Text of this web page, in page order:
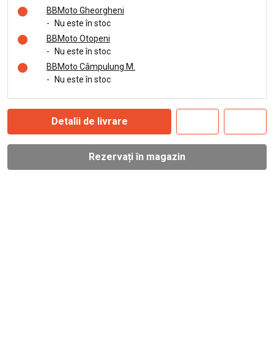
BBMoto Gheorgheni
-
Nu este în stoc
BBMoto Otopeni
-
Nu este în stoc
BBMoto Câmpulung M.
-
Nu este în stoc
Detalii de livrare
Rezervați în magazin